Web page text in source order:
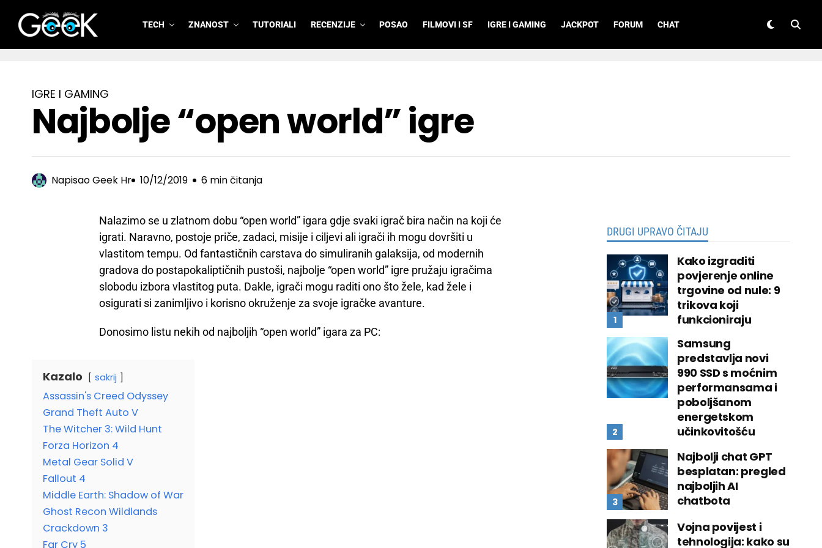
GeeK.hr
TECH ZNANOST TUTORIALI RECENZIJE POSAO FILMOVI I SF IGRE I GAMING JACKPOT FORUM CHAT
IGRE I GAMING
Najbolje “open world” igre
NapisaoGeek Hr 10/12/2019 6 min čitanja
Nalazimo se u zlatnom dobu “open world” igara gdje svaki igrač bira način na koji će
igrati. Naravno, postoje priče, zadaci, misije i ciljevi ali igrači ih mogu dovršiti u
vlastitom tempu. Od fantastičnih carstava do simuliranih galaksija, od modernih
gradova do postapokaliptičnih pustoši, najbolje “open world” igre pružaju igračima
slobodu izbora vlastitog puta. Dakle, igrači mogu raditi ono što žele, kad žele i
osigurati si zanimljivo i korisno okruženje za svoje igračke avanture.
Donosimo listu nekih od najboljih “open world” igara za PC:
Kazalo sakrij
Assassin's Creed Odyssey
Grand Theft Auto V
The Witcher 3: Wild Hunt
Forza Horizon 4
Metal Gear Solid V
Fallout 4
Middle Earth: Shadow of War
Ghost Recon Wildlands
Crackdown 3
Far Cry 5
DRUGI UPRAVO ČITAJU
Kako izgraditi
povjerenje online
trgovine od nule: 9
trikova koji
funkcioniraju
Samsung
predstavlja novi
990 SSD s moćnim
performansama i
poboljšanom
energetskom
učinkovitošću
Najbolji chat GPT
besplatan: pregled
najboljih AI
chatbota
Vojna povijest i
tehnologija: kako su